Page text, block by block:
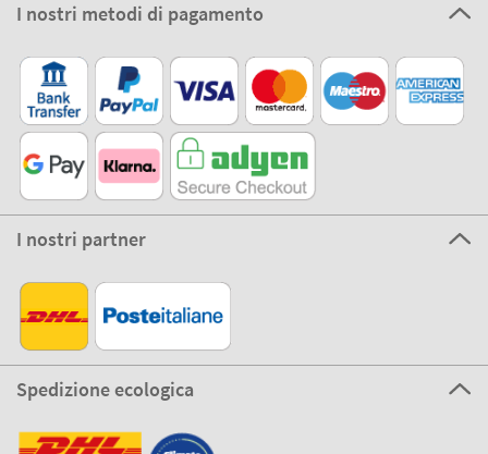
I nostri metodi di pagamento
I nostri partner
Spedizione ecologica